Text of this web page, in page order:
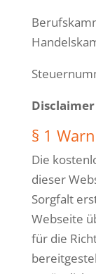
§ 1
Die
dieser
Sorgfalt
Webseite
für die